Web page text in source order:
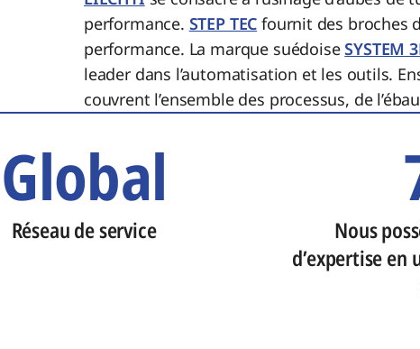
performance. STEP TEC fournit des broches
performance. La marque suédoiseSYSTEM
leader dans l’automatisation et les outils.
couvrent l’ensemble des processus, de
Global
Réseau de service
Nous
d’expertise en